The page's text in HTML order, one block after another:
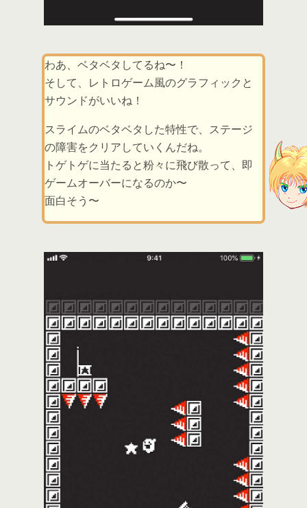
わあ、ベタベタしてるね〜！
そして、レトロゲーム風のグラフィックと
サウンドがいいね！
スライムのベタベタした特性で、ステージ
の障害をクリアしていくんだね。
トゲトゲに当たると粉々に飛び散って、即
ゲームオーバーになるのか〜
面白そう〜